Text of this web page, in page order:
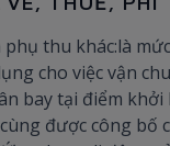
phụ thu khác:là
cho việc vận
bay tại điểm khởi
được công bố